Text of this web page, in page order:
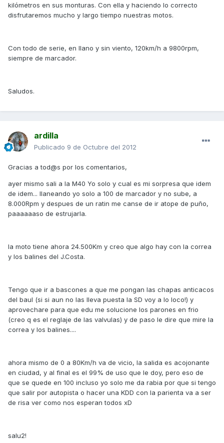
kilómetros en sus monturas. Con ella y haciendo lo correcto
disfrutaremos mucho y largo tiempo nuestras motos.
Con todo de serie, en llano y sin viento, 120km/h a 9800rpm,
siempre de marcador.
Saludos.
ardilla
Publicado 9 de Octubre del 2012
Gracias a tod@s por los comentarios,
ayer mismo sali a la M40 Yo solo y cual es mi sorpresa que idem
de idem... llaneando yo solo a 100 de marcador y no sube, a
8.000Rpm y despues de un ratin me canse de ir atope de puño,
paaaaaaso de estrujarla.
la moto tiene ahora 24.500Km y creo que algo hay con la correa
y los balines del J.Costa.
Tengo que ir a bascones a que me pongan las chapas anticacos
del baul (si si aun no las lleva puesta la SD voy a lo loco!) y
aprovechare para que edu me solucione los parones en frio
(creo q es el reglaje de las valvulas) y de paso le dire que mire la
correa y los balines....
ahora mismo de 0 a 80Km/h va de vicio, la salida es acojonante
en ciudad, y al final es el 99% de uso que le doy, pero eso de
que se quede en 100 incluso yo solo me da rabia por que si tengo
que salir por autopista o hacer una KDD con la parienta va a ser
de risa ver como nos esperan todos xD
salu2!